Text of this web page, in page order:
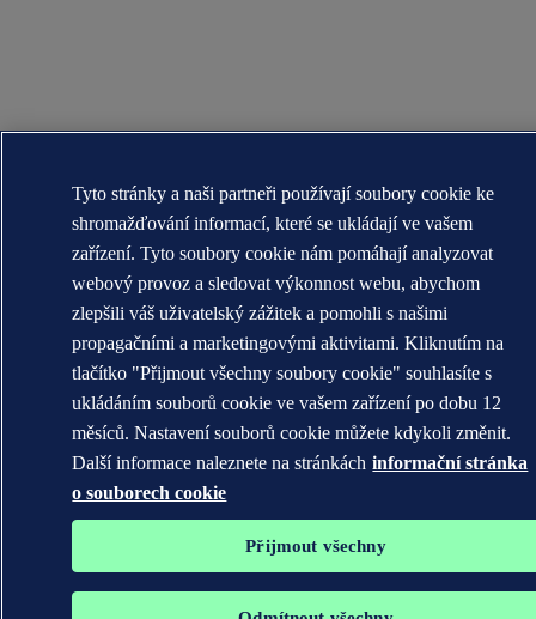
Tyto stránky a naši partneři používají soubory cookie ke
shromažďování informací, které se ukládají ve vašem
zařízení. Tyto soubory cookie nám pomáhají analyzovat
webový provoz a sledovat výkonnost webu, abychom
zlepšili váš uživatelský zážitek a pomohli s našimi
propagačními a marketingovými aktivitami. Kliknutím na
tlačítko "Přijmout všechny soubory cookie" souhlasíte s
ukládáním souborů cookie ve vašem zařízení po dobu 12
měsíců. Nastavení souborů cookie můžete kdykoli změnit.
Další informace naleznete na stránkách informační stránka
o souborech cookie
Přijmout všechny